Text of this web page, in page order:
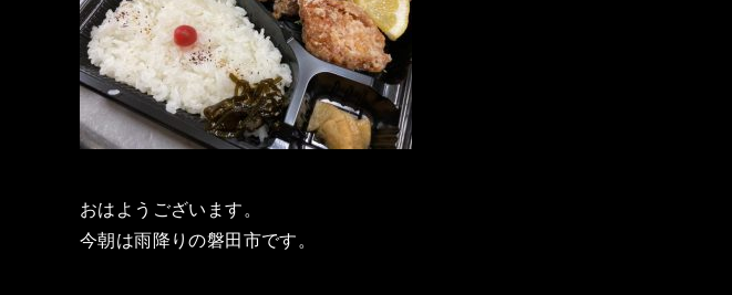
おはようございます。
今朝は雨降りの磐田市です。